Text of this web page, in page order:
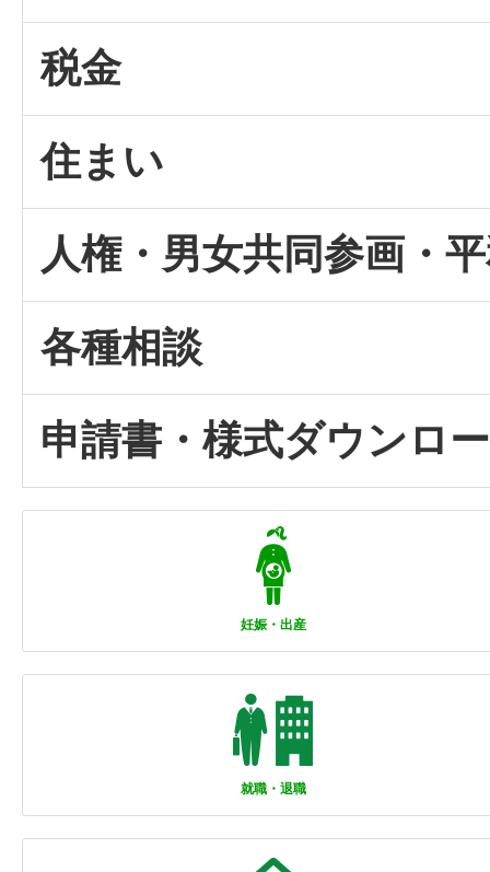
税金
住まい
人権・男女共同参画・
各種相談
申請書・様式ダウンロ
妊娠・出産
就職・退職